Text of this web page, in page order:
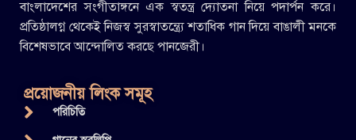
বাংলাদেশের সংগীতাঙ্গনে এক স্বতন্ত্র দ্যোতনা নিয়ে পদার্পন করে।
প্রতিষ্ঠালগ্ন থেকেই নিজস্ব সুরস্বাতন্ত্র্যে শতাধিক গান দিয়ে বাঙালী মনকে
বিশেষভাবে আন্দোলিত করছে পানজেরী।
প্রয়োজনীয় লিংক সমূহ
পরিচিতি